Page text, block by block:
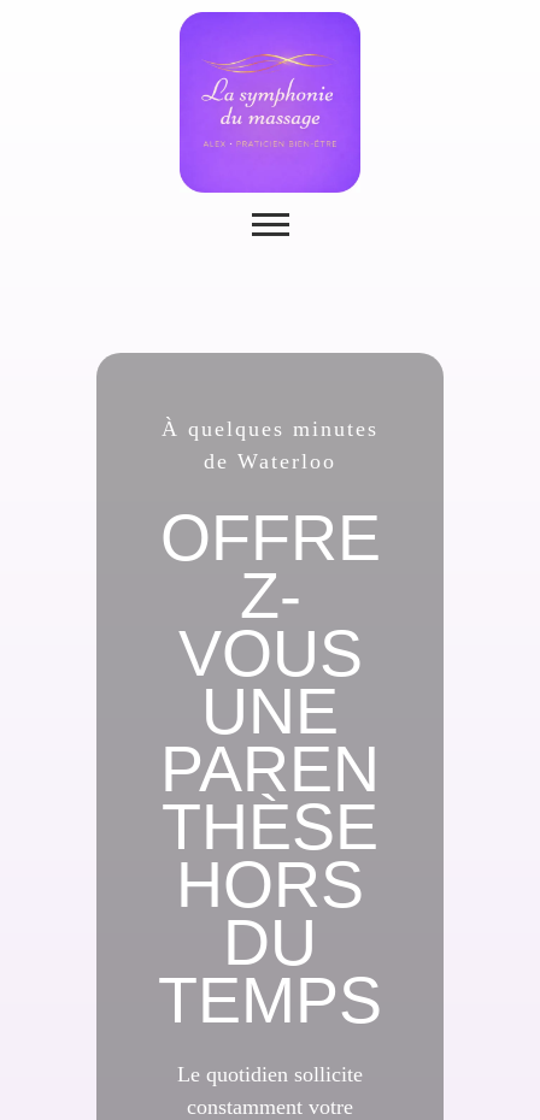
À quelques minutes
de Waterloo
OFFRE
Z-
VOUS
UNE
PAREN
THÈSE
HORS
DU
TEMPS
Le quotidien sollicite
constamment votre